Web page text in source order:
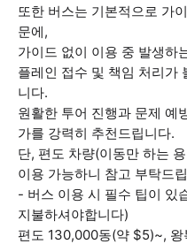
또한 버스는 기본적으로 가
문에,
가이드 없이 이용 중 발생하
플레인 접수 및 책임 처리가
니다.
원활한 투어 진행과 문제 예
가를 강력히 추천드립니다.
단, 편도 차량(이동만 하는
이용 가능하니 참고 부탁드
- 버스 이용 시 필수 팁이 있
지불하셔야합니다)
편도 130,000동(약 $5)~,